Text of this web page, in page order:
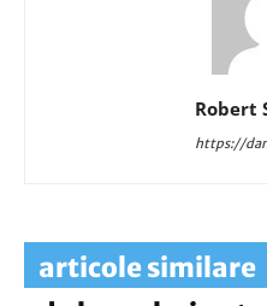
Robert
https://
articole similare